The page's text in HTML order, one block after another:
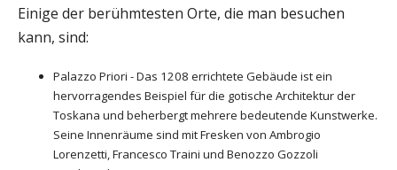
Einige der berühmtesten Orte, die man besuchen
kann, sind:
Palazzo Priori - Das 1208 errichtete Gebäude ist ein
hervorragendes Beispiel für die gotische Architektur der
Toskana und beherbergt mehrere bedeutende Kunstwerke.
Seine Innenräume sind mit Fresken von Ambrogio
Lorenzetti, Francesco Traini und Benozzo Gozzoli